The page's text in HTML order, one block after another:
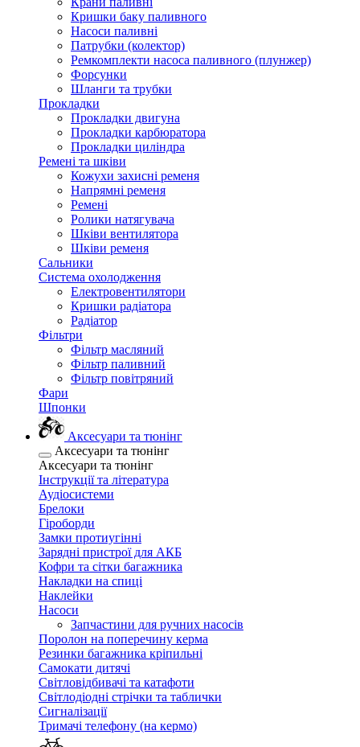
Кришки баку паливного
Насоси паливні
Патрубки (колектор)
Ремкомплекти насоса паливного (плунжер)
Форсунки
Шланги та трубки
Прокладки
Прокладки двигуна
Прокладки карбюратора
Прокладки циліндра
Ремені та шківи
Кожухи захисні ременя
Напрямні ременя
Ремені
Ролики натягувача
Шківи вентилятора
Шківи ременя
Сальники
Система охолодження
Електровентилятори
Кришки радіатора
Радіатор
Фільтри
Фільтр масляний
Фільтр паливний
Фільтр повітряний
Фари
Шпонки
Аксесуари та тюнінг
Аксесуари та тюнінг
Аксесуари та тюнінг
Інструкції та література
Аудіосистеми
Брелоки
Гіроборди
Замки протиугінні
Зарядні пристрої для АКБ
Кофри та сітки багажника
Накладки на спиці
Наклейки
Насоси
Запчастини для ручних насосів
Поролон на поперечину керма
Резинки багажника кріпильні
Самокати дитячі
Світловідбивачі та катафоти
Світлодіодні стрічки та таблички
Сигналізації
Тримачі телефону (на кермо)